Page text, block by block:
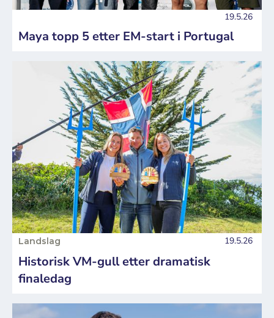
19.5.26
Maya topp 5 etter EM-start i Portugal
Landslag 19.5.26
Historisk VM-gull etter dramatisk
finaledag